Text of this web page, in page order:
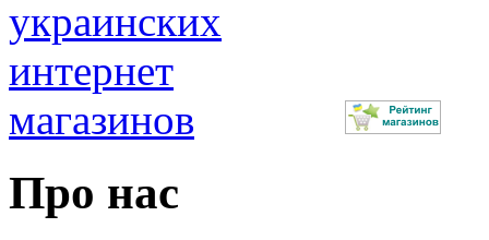
Про нас